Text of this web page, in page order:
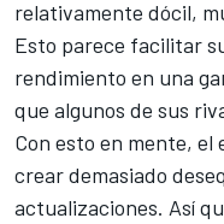
relativamente dócil,
Esto parece facilitar
rendimiento en una
que algunos de sus
Con esto en mente, el
crear demasiado
actualizaciones. Así